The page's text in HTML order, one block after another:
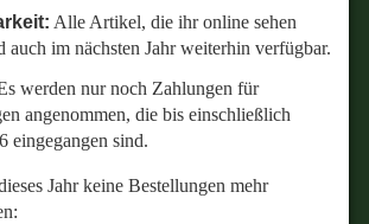
Alle Artikel, die ihr online sehen
auch im nächsten Jahr weiterhin verfügbar.
werden nur noch Zahlungen für
angenommen, die bis einschließlich
eingegangen sind.
Jahr keine Bestellungen mehr
angenommen, die bis einschließlich
sind.
Jahr keine Bestellungen mehr
bestehenden Bestellung habt
zu eurem geliebten Radl passt